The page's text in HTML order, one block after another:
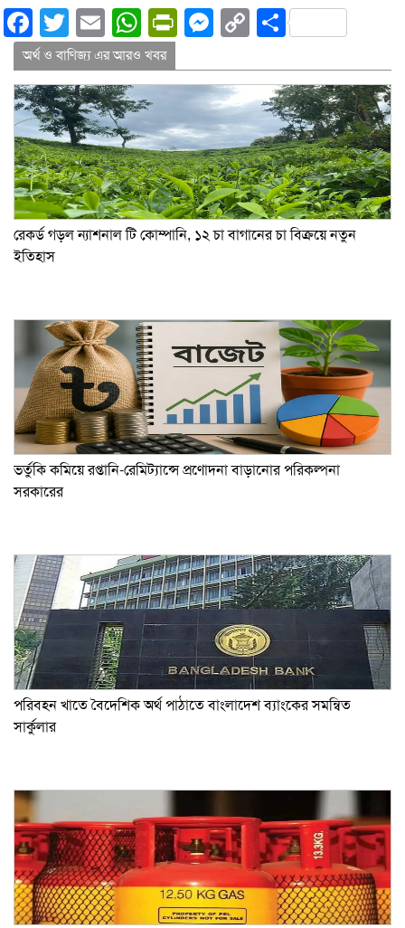
Facebook
Twitter
EmailWhatsApp
PrintFriendly
Messenger
CopyShare
অর্থ ও বাণিজ্য এর আরও খবর
রেকর্ড গড়ল ন্যাশনাল টি কোম্পানি, ১২ চা বাগানের চা বিক্রয়ে নতুন
ইতিহাস
ভর্তুকি কমিয়ে রপ্তানি-রেমিট্যান্সে প্রণোদনা বাড়ানোর পরিকল্পনা
সরকারের
পরিবহন খাতে বৈদেশিক অর্থ পাঠাতে বাংলাদেশ ব্যাংকের সমন্বিত
সার্কুলার